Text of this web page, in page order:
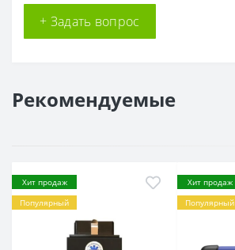
+ Задать вопрос
Рекомендуемые
Хит продаж
Популярный
Хит продаж
Популярный